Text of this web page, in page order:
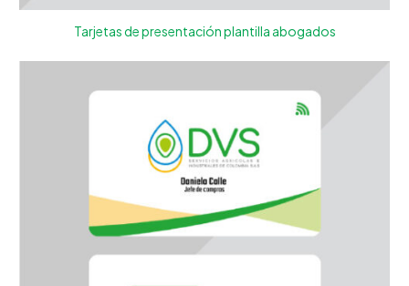
Tarjetas de presentación plantilla abogados